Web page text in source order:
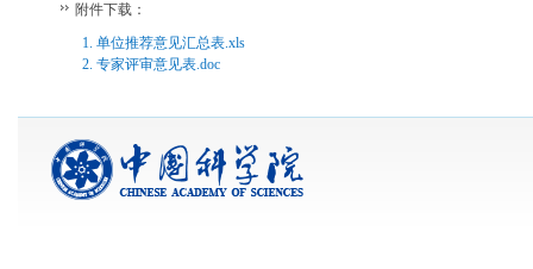
附件下载：
1. 单位推荐意见汇总表.xls
2. 专家评审意见表.doc